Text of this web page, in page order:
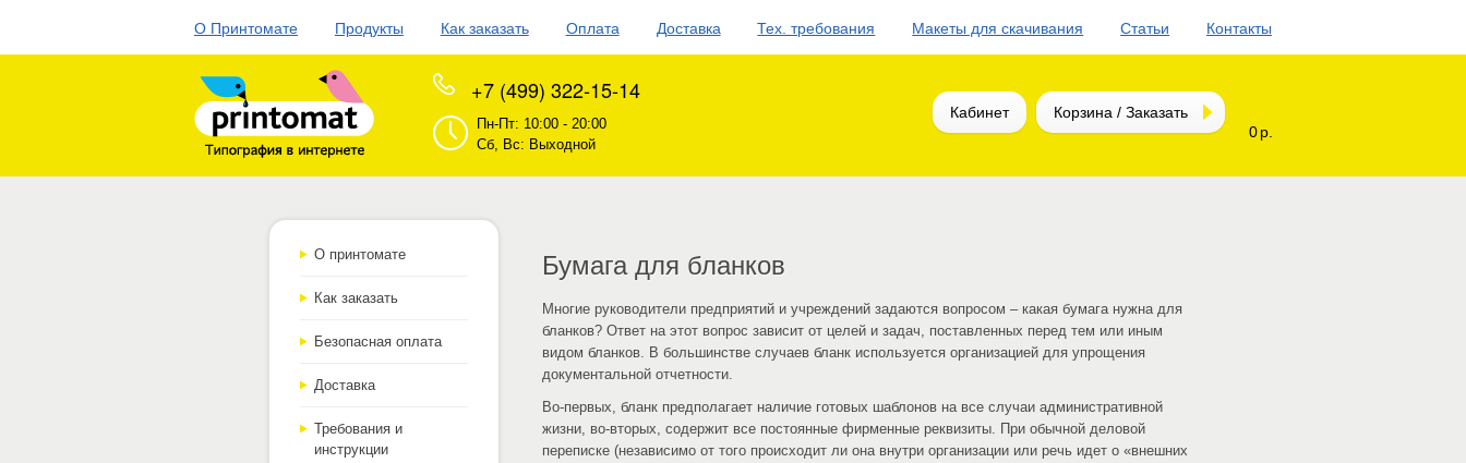
О Принтомате Продукты Как заказать Оплата Доставка Тех. требования Макеты для скачивания Статьи Контакты
+7 (499) 322-15-14
Пн-Пт: 10:00 - 20:00
Сб, Вс: Выходной
0 р.
Кабинет Корзина / Заказать
О принтомате
Как заказать
Безопасная оплата
Доставка
Требования и
инструкции
Бумага для бланков
Многие руководители предприятий и учреждений задаются вопросом – какая бумага нужна для
бланков? Ответ на этот вопрос зависит от целей и задач, поставленных перед тем или иным
видом бланков. В большинстве случаев бланк используется организацией для упрощения
документальной отчетности.
Во-первых, бланк предполагает наличие готовых шаблонов на все случаи административной
жизни, во-вторых, содержит все постоянные фирменные реквизиты. При обычной деловой
переписке (независимо от того происходит ли она внутри организации или речь идет о «внешних